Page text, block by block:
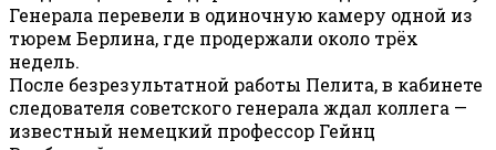
Генерала перевели в одиночную камеру одной из
тюрем Берлина, где продержали около трёх
недель.
После безрезультатной работы Пелита, в кабинете
следователя советского генерала ждал коллега —
известный немецкий профессор Гейнц